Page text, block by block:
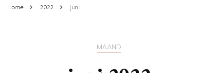
Home 2022 juni
MAAND